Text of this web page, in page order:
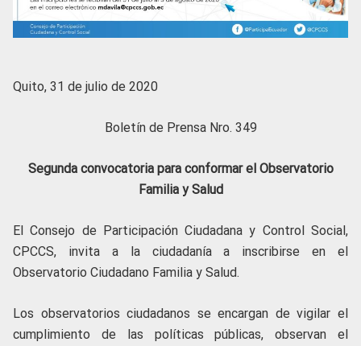
Quito, 31 de julio de 2020
Boletín de Prensa Nro. 349
Segunda convocatoria para conformar el Observatorio
Familia y Salud
El Consejo de Participación Ciudadana y Control Social,
CPCCS, invita a la ciudadanía a inscribirse en el
Observatorio Ciudadano Familia y Salud.
Los observatorios ciudadanos se encargan de vigilar el
cumplimiento de las políticas públicas, observan el